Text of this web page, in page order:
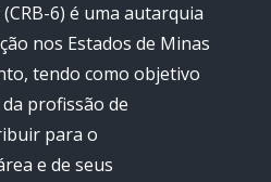
6) é uma autarquia
nos Estados de Minas
tendo como objetivo
profissão de
para o
e de seus